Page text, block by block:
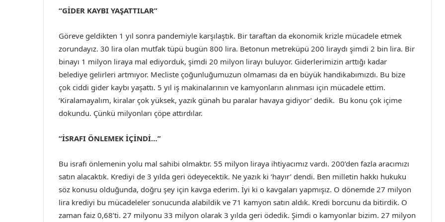
“GİDER KAYBI YAŞATTILAR”
Göreve geldikten 1 yıl sonra pandemiyle karşılaştık. Bir taraftan da ekonomik krizle mücadele etmek
zorundayız. 30 lira olan mutfak tüpü bugün 800 lira. Betonun metreküpü 200 liraydı şimdi 2 bin lira. Bir
binayı 1 milyon liraya mal ediyorduk, şimdi 20 milyon lirayı buluyor. Giderlerimizin arttığı kadar
belediye gelirleri artmıyor. Mecliste çoğunluğumuzun olmaması da en büyük handikabımızdı. Bu bize
çok ciddi gider kaybı yaşattı. 5 yıl iş makinalarının ve kamyonların alınması için mücadele ettim.
‘Kiralamayalım, kiralar çok yüksek, yazık günah bu paralar havaya gidiyor’ dedik. Bu konu çok içime
dokundu. Çünkü milyonları çöpe attırdılar.
“İSRAFI ÖNLEMEK İÇİNDİ…”
Bu israfı önlemenin yolu mal sahibi olmaktır. 55 milyon liraya ihtiyacımız vardı. 200’den fazla aracımızı
satın alacaktık. Krediyi de 3 yılda geri ödeyecektik. Ne yazık ki ‘hayır’ dendi. Ben milletin hakkı hukuku
söz konusu olduğunda, doğru şey için kavga ederim. İyi ki o kavgaları yapmışız. O dönemde 27 milyon
lira krediyi bu mücadeleler sonucunda alabildik ve 71 kamyon satın aldık. Kredi borcunu da bitirdik. O
zaman faiz 0,68’ti. 27 milyonu 33 milyon olarak 3 yılda geri ödedik. Şimdi o kamyonlar bizim. 27 milyon